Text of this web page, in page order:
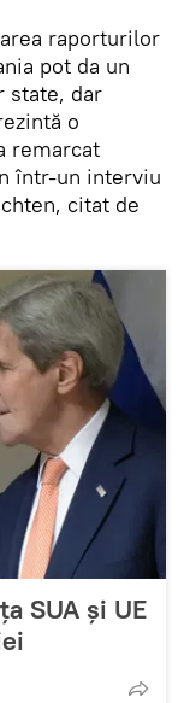
raporturilor
pot da un
state, dar
o
remarcat
într-un interviu
citat de
SUA şi UE